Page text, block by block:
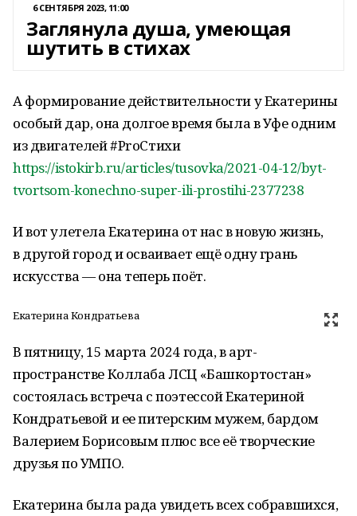
6 СЕНТЯБРЯ 2023, 11:00
Заглянула душа, умеющая
шутить в стихах
А формирование действительности у Екатерины
особый дар, она долгое время была в Уфе одним
из двигателей #PrоСтихи
https://istokirb.ru/articles/tusovka/2021-04-12/byt-
tvortsom-konechno-super-ili-prostihi-2377238
И вот улетела Екатерина от нас в новую жизнь,
в другой город и осваивает ещё одну грань
искусства — она теперь поёт.
Екатерина Кондратьева
В пятницу, 15 марта 2024 года, в арт-
пространстве Коллаба ЛСЦ «Башкортостан»
состоялась встреча с поэтессой Екатериной
Кондратьевой и ее питерским мужем, бардом
Валерием Борисовым плюс все её творческие
друзья по УМПО.
Екатерина была рада увидеть всех собравшихся,